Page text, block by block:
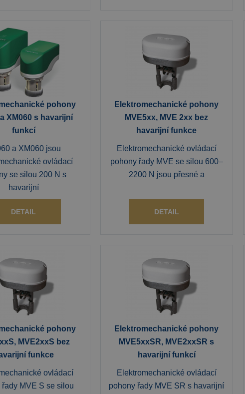
pohony
XM060 s havarijní
funkcí
a XM060 jsou
ovládací
se silou 200 N s
havarijní
DETAIL
Elektromechanické pohony
MVE5xx, MVE 2xx bez
havarijní funkce
Elektromechanické ovládací
pohony řady MVE se silou 600–
2200 N jsou přesné a
DETAIL
pohony
MVE2xxS bez
funkce
ovládací
řady MVE S se silou
Elektromechanické pohony
MVE5xxSR, MVE2xxSR s
havarijní funkcí
Elektromechanické ovládací
pohony řady MVE SR s havarijní